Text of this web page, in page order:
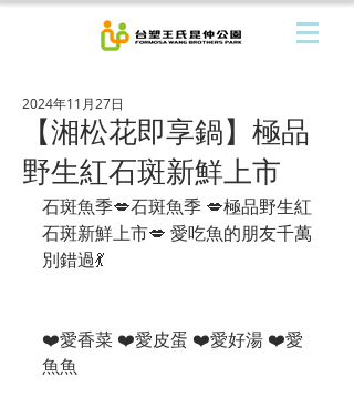
【湘松花即享鍋】極品
野生紅石斑新鮮上市
2024年11月27日
石斑魚季💋石斑魚季 💋極品野生紅
石斑新鮮上市💋 愛吃魚的朋友千萬
別錯過💃
❤️愛香菜 ❤️愛皮蛋 ❤️愛好湯 ❤️愛
魚魚